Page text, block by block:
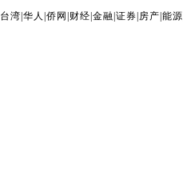
台湾 华人 侨网 财经 金融 证券 房产 能源